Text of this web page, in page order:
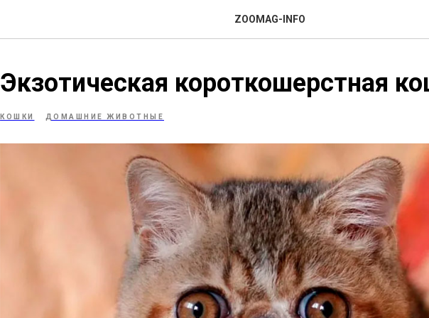
ZOOMAG-INFO
Экзотическая короткошерстная
КОШКИ ДОМАШНИЕ ЖИВОТНЫЕ